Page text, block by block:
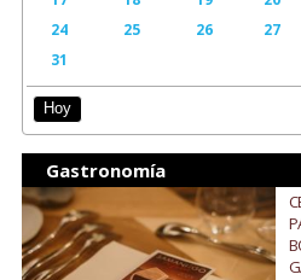
24
25 26 27
31
Hoy
Gastronomía